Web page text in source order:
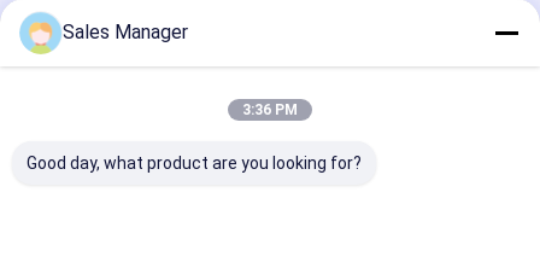
Produits Recommandés
Sales Manager
3:36 PM
Good day, what product are you looking for?